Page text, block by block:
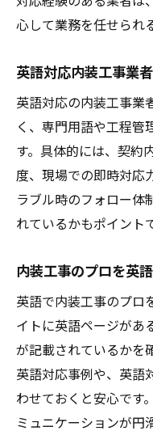
心して業務を任せられ
英語対応内装工事業
英語対応の内装工事業
く、専門用語や工程管
す。具体的には、契約
度、現場での即時対応
ラブル時のフォロー体
れているかもポイント
内装工事のプロを英
英語で内装工事のプロ
イトに英語ページがあ
が記載されているかを
英語対応事例や、英語
わせておくと安心です
ミュニケーションが円